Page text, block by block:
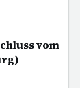
vom